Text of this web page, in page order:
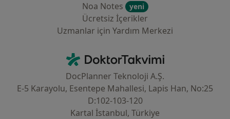
Noa Notes
yeni
Ücretsiz İçerikler
Uzmanlar için Yardım Merkezi
DoktorTakvimi - Ana Sayfa
DocPlanner Teknoloji A.Ş.
E-5 Karayolu, Esentepe Mahallesi, Lapis Han, No:25
D:102-103-120
Kartal İstanbul, Türkiye